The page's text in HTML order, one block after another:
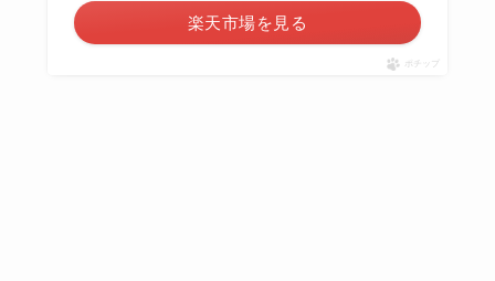
楽天市場を見る
ポチップ